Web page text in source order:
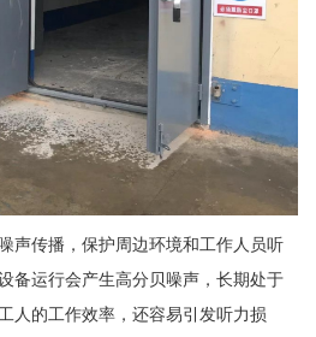
声传播，保护周边环境和工作人员听
备运行会产生高分贝噪声，长期处于
人的工作效率，还容易引发听力损